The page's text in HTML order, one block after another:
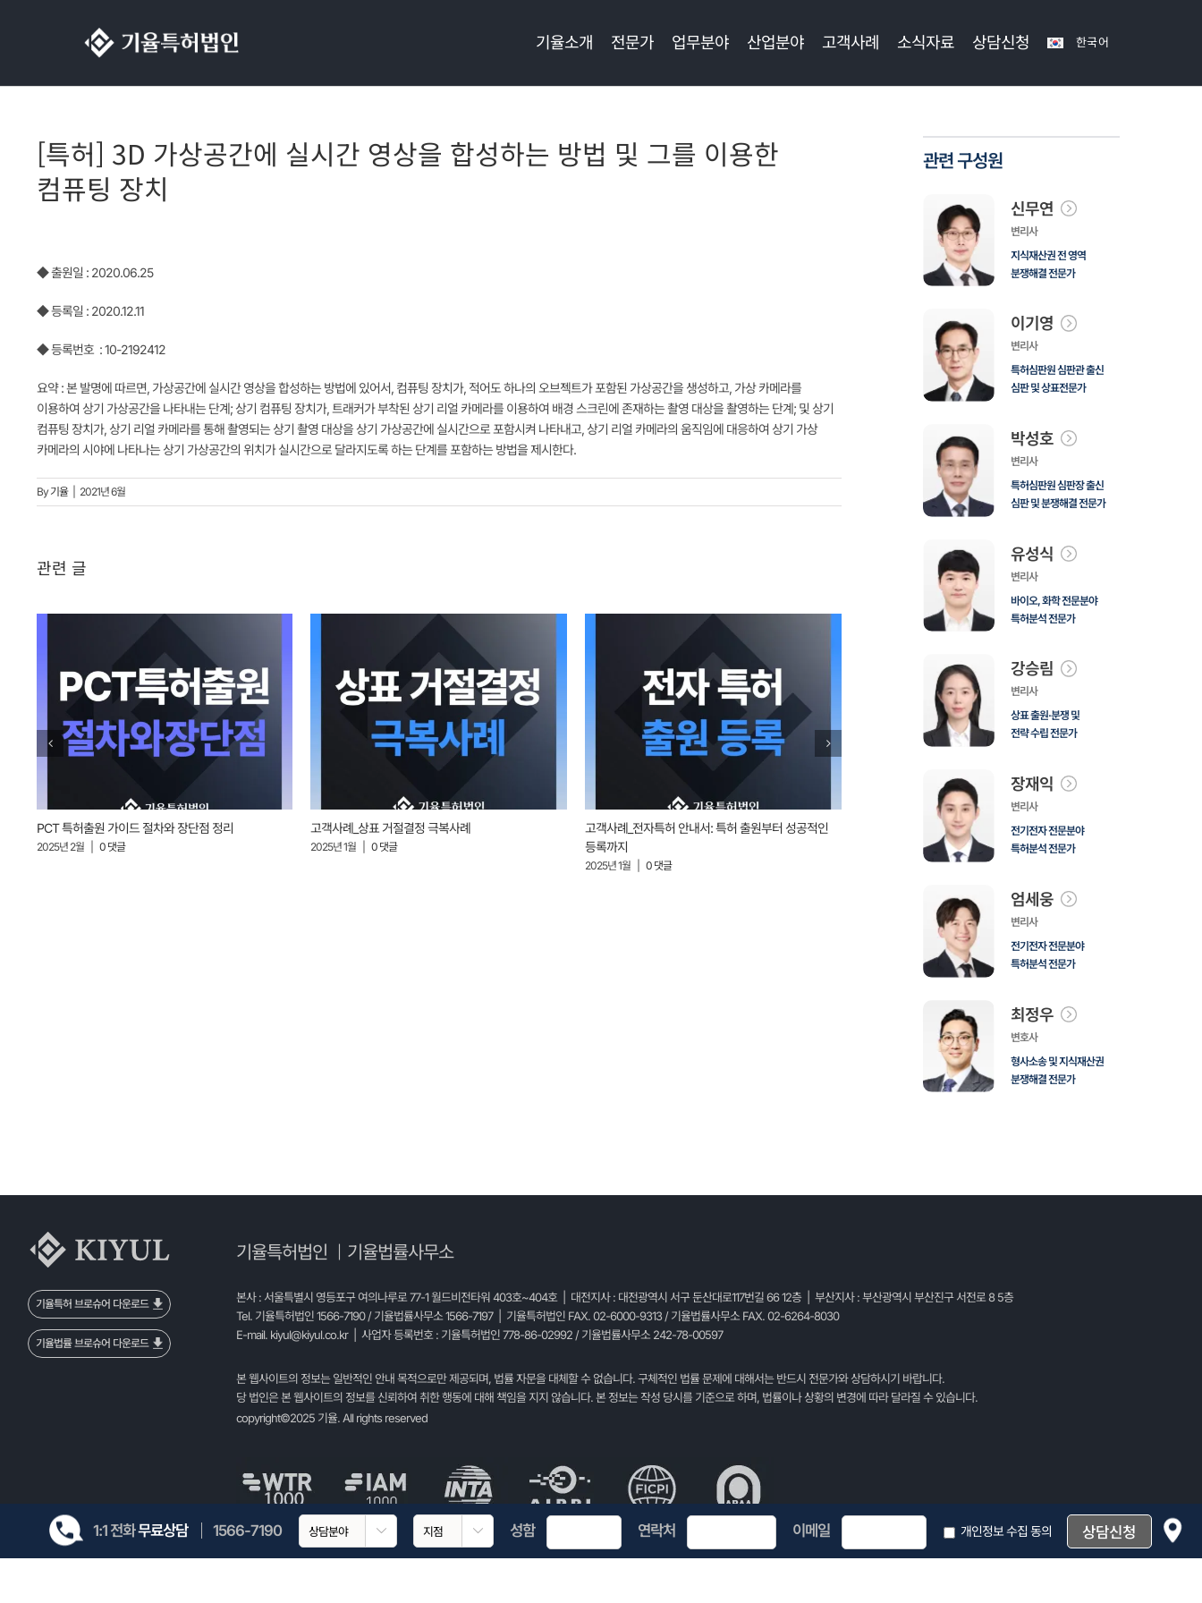
기율소개 전문가 업무분야 산업분야 고객사례 소식자료 상담신청 한국어
[특허] 3D 가상공간에 실시간 영상을 합성하는 방법 및 그를 이용한
컴퓨팅 장치
◆ 출원일 : 2020.06.25
◆ 등록일 : 2020.12.11
◆ 등록번호 : 10-2192412
요약 : 본 발명에 따르면, 가상공간에 실시간 영상을 합성하는 방법에 있어서, 컴퓨팅 장치가, 적어도 하나의 오브젝트가 포함된 가상공간을 생성하고, 가상 카메라를
이용하여 상기 가상공간을 나타내는 단계; 상기 컴퓨팅 장치가, 트래커가 부착된 상기 리얼 카메라를 이용하여 배경 스크린에 존재하는 촬영 대상을 촬영하는 단계; 및 상기
컴퓨팅 장치가, 상기 리얼 카메라를 통해 촬영되는 상기 촬영 대상을 상기 가상공간에 실시간으로 포함시켜 나타내고, 상기 리얼 카메라의 움직임에 대응하여 상기 가상
카메라의 시야에 나타나는 상기 가상공간의 위치가 실시간으로 달라지도록 하는 단계를 포함하는 방법을 제시한다.
By기율 2021년 6월
관련 글
PCT 특허출원 가이드 절차와 장단점 정리
2025년 2월 0 댓글
고객사례_상표 거절결정 극복사례
2025년 1월 0 댓글
고객사례_전자특허 안내서: 특허 출원부터 성공적인
등록까지
2025년 1월 0 댓글
고객사례_쿠팡 침해소명서 성공 사례
0 댓글
관련 구성원
신무연
변리사
지식재산권 전 영역
분쟁해결 전문가
이기영
변리사
특허심판원 심판관 출신
심판 및 상표전문가
박성호
변리사
특허심판원 심판장 출신
심판 및 분쟁해결 전문가
유성식
변리사
바이오, 화학 전문분야
특허분석 전문가
강승림
변리사
상표 출원·분쟁 및
전략 수립 전문가
장재익
변리사
전기전자 전문분야
특허분석 전문가
엄세웅
변리사
전기전자 전문분야
특허분석 전문가
최정우
변호사
형사소송 및 지식재산권
분쟁해결 전문가
기율특허 브로슈어 다운로드
기율법률 브로슈어 다운로드
기율특허법인 기율법률사무소
본사 : 서울특별시 영등포구 여의나루로 77-1 월드비전타워 403호~404호 | 대전지사 : 대전광역시 서구 둔산대로117번길 66 12층 | 부산지사 : 부산광역시 부산진구 서전로 8 5층
Tel. 기율특허법인 1566-7190 / 기율법률사무소 1566-7197 | 기율특허법인 FAX. 02-6000-9313 / 기율법률사무소 FAX. 02-6264-8030
E-mail. kiyul@kiyul.co.kr| 사업자 등록번호 : 기율특허법인 778-86-02992 / 기율법률사무소 242-78-00597
본 웹사이트의 정보는 일반적인 안내 목적으로만 제공되며, 법률 자문을 대체할 수 없습니다. 구체적인 법률 문제에 대해서는 반드시 전문가와 상담하시기 바랍니다.
당 법인은 본 웹사이트의 정보를 신뢰하여 취한 행동에 대해 책임을 지지 않습니다. 본 정보는 작성 당시를 기준으로 하며, 법률이나 상황의 변경에 따라 달라질 수 있습니다.
copyright©2025 기율. All rights reserved
1:1 전화무료상담 1566-7190   성함 연락처 이메일 개인정보 수집 동의